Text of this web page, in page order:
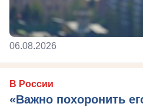
06.08.2026
В России
«Важно похоронить